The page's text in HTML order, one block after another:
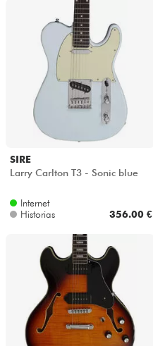
SIRE
Larry Carlton T3 - Sonic blue
Internet
Historias
356.00 €